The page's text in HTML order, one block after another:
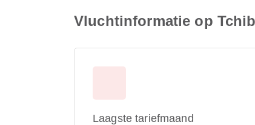
Vluchtinformatie op
Laagste tariefmaand